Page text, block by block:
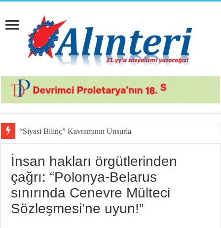
“Siyasi Bilinç” Kavramının Unsurları
İnsan hakları örgütlerinden
çağrı: “Polonya-Belarus
sınırında Cenevre Mülteci
Sözleşmesi’ne uyun!”